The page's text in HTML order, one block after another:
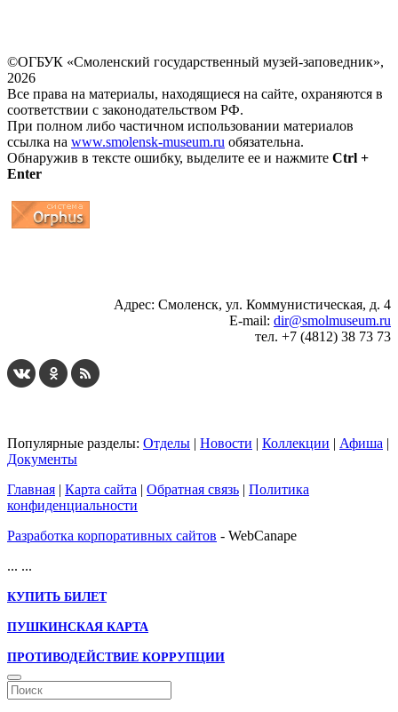
©ОГБУК «Смоленский государственный музей-заповедник»,
2026
Все права на материалы, находящиеся на сайте, охраняются в
соответствии с законодательством РФ.
При полном либо частичном использовании материалов
ссылка на www.smolensk-museum.ru обязательна.
Обнаружив в тексте ошибку, выделите ее и нажмите Ctrl +
Enter
Адрес: Смоленск, ул. Коммунистическая, д. 4
E-mail: dir@smolmuseum.ru
тел. +7 (4812) 38 73 73
Популярные разделы: Отделы | Новости | Коллекции | Афиша |
Документы
Главная | Карта сайта | Обратная связь | Политика
конфиденциальности
Разработка корпоративных сайтов - WebCanape
... ...
КУПИТЬ БИЛЕТ
ПУШКИНСКАЯ КАРТА
ПРОТИВОДЕЙСТВИЕ КОРРУПЦИИ